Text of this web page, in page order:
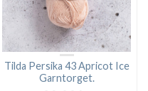
Tilda Persika 43 Apricot Ice
Garntorget.